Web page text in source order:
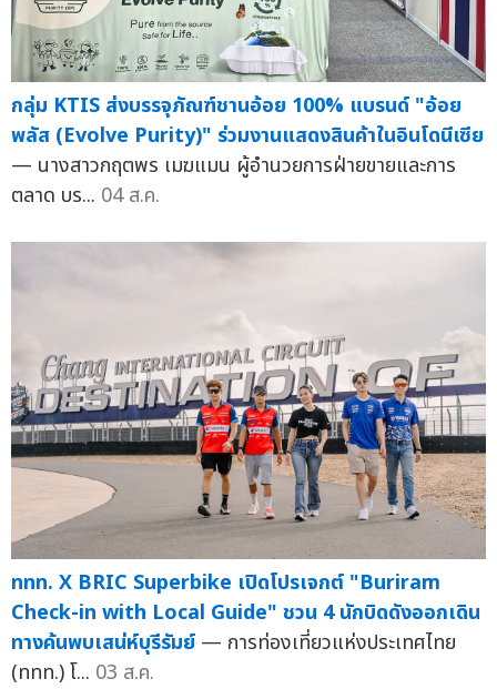
กลุ่ม KTIS ส่งบรรจุภัณฑ์ชานอ้อย 100% แบรนด์ "อ้อย
พลัส (Evolve Purity)" ร่วมงานแสดงสินค้าในอินโดนีเซีย
— นางสาวกฤตพร เมฆแมน ผู้อำนวยการฝ่ายขายและการ
ตลาด บร... 04 ส.ค.
ททท. X BRIC Superbike เปิดโปรเจกต์ "Buriram
Check-in with Local Guide" ชวน 4 นักบิดดังออกเดิน
ทางค้นพบเสน่ห์บุรีรัมย์ — การท่องเที่ยวแห่งประเทศไทย
(ททท.) โ... 03 ส.ค.